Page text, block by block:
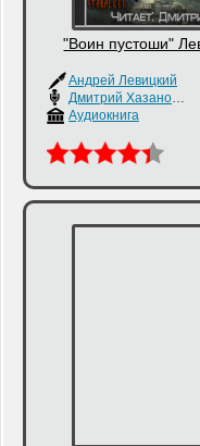
"Воин пустоши"
Андрей Левицкий
Дмитрий Хазанович
Аудиокнига